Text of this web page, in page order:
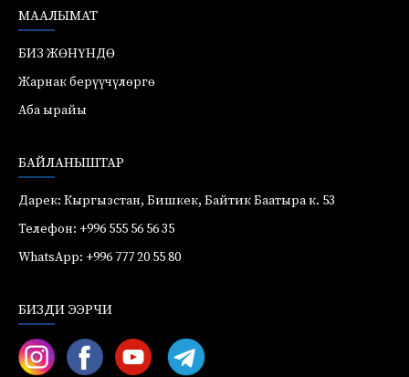
МААЛЫМАТ
БИЗ ЖӨНҮНДӨ
Жарнак берүүчүлөргө
Аба ырайы
БАЙЛАНЫШТАР
Дарек: Кыргызстан, Бишкек, Байтик Баатыра к. 53
Телефон: +996 555 56 56 35
WhatsApp: +996 777 20 55 80
БИЗДИ ЭЭРЧИ